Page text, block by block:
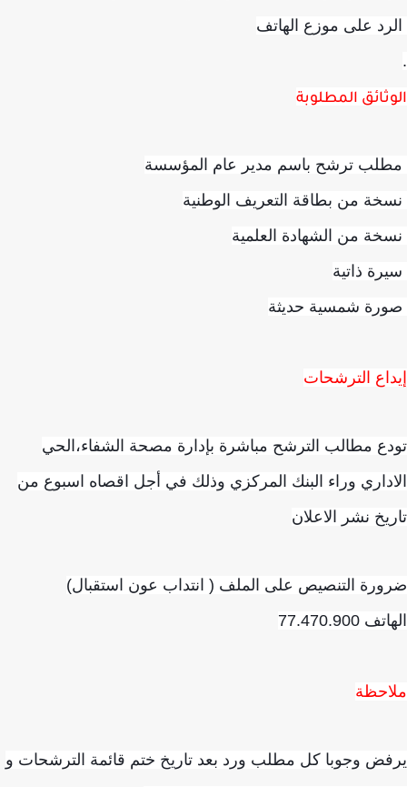
على موزع الهاتف
المطلوبة
ترشح باسم مدير عام المؤسسة
من بطاقة التعريف الوطنية
من الشهادة العلمية
ذاتية
شمسية حديثة
الترشحات
مطالب الترشح مباشرة بإدارة مصحة الشفاء،الحي
وراء البنك المركزي وذلك في أجل اقصاه اسبوع من
نشر الاعلان
التنصيص على الملف ( انتداب عون استقبال)
77.470.900
وجوبا كل مطلب ورد بعد تاريخ ختم قائمة الترشحات و